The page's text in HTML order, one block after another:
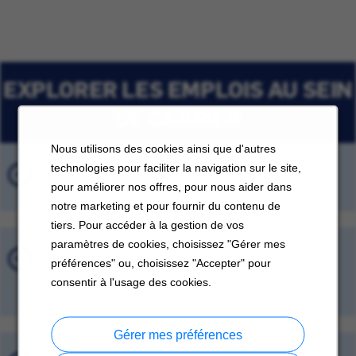
Nous utilisons des cookies ainsi que d'autres
technologies pour faciliter la navigation sur le site,
pour améliorer nos offres, pour nous aider dans
notre marketing et pour fournir du contenu de
tiers. Pour accéder à la gestion de vos
paramètres de cookies, choisissez "Gérer mes
préférences" ou, choisissez "Accepter" pour
consentir à l'usage des cookies.
Gérer mes préférences
EXPLORER LES EMPLOIS AU SEIN
DE CARRIER
Offres d'emploi
Offres d'emploi récemment
consultées